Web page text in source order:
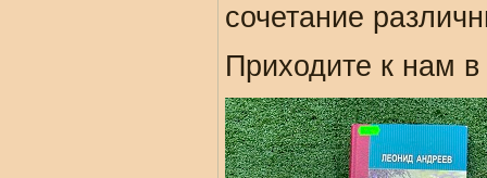
сочетание
Приходите к нам в